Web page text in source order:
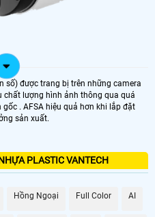
số) được trang bị trên những camera
chất lượng hình ảnh thông qua quá
. AFSA hiệu quả hơn khi lắp đặt
sản xuất.
PLASTIC VANTECH
Hồng Ngoại Full Color AI